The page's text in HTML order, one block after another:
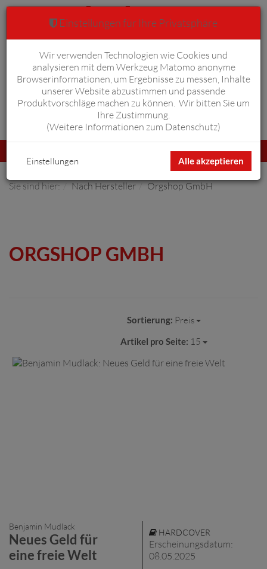
Anmelden Warenkorb 0
umschalten
Sie sind hier: Nach Hersteller Orgshop GmbH
ORGSHOP GMBH
Sortierung: Preis
Artikel pro Seite: 15
Benjamin Mudlack
Neues Geld für
eine freie Welt
HARDCOVER
Erscheinungsdatum:
08.05.2025
Einstellungen für Ihre Privatsphäre
Wir verwenden Technologien wie Cookies und
analysieren mit dem Werkzeug Matomo anonyme
Browserinformationen, um Ergebnisse zu messen, Inhalte
unserer Website abzustimmen und passende
Produktvorschläge machen zu können. Wir bitten Sie um
Ihre Zustimmung.
(Weitere Informationen zum Datenschutz)
Alle akzeptieren
Einstellungen